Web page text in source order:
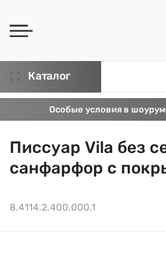
Каталог
Особые условия в
Писсуар Vila без
санфарфор c
8.4114.2.400.000.1